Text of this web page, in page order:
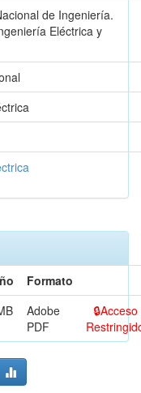
de Ingeniería.
Eléctrica y
Formato
Adobe
PDF
Acceso